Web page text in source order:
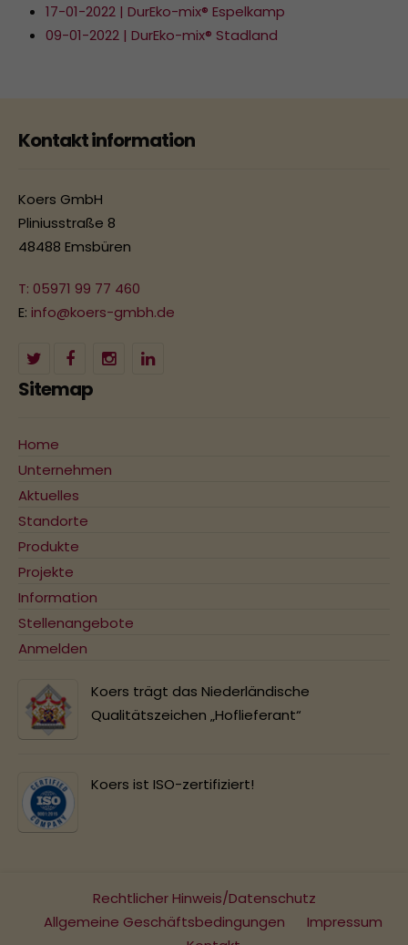
17-01-2022 | DurEko-mix® Espelkamp
09-01-2022 | DurEko-mix® Stadland
Kontakt information
Koers GmbH
Pliniusstraße 8
48488 Emsbüren
T: 05971 99 77 460
E: info@koers-gmbh.de
Sitemap
Home
Unternehmen
Aktuelles
Standorte
Produkte
Projekte
Information
Stellenangebote
Anmelden
Koers trägt das Niederländische
Qualitätszeichen „Hoflieferant“
Koers ist ISO-zertifiziert!
Rechtlicher Hinweis/Datenschutz
Allgemeine Geschäftsbedingungen
Impressum